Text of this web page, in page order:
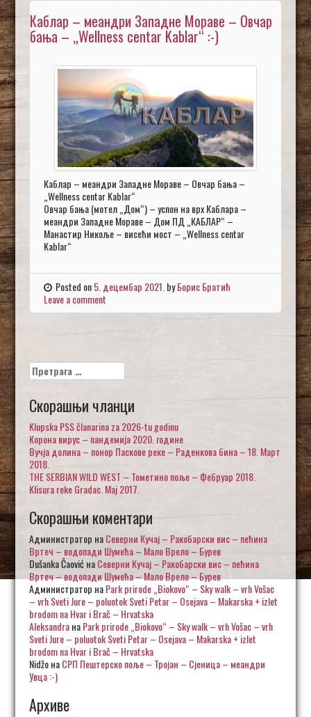
Каблар – меандри Западне Мораве – Овчар
бања – „Wellness centar Kablar“ :-)
Каблар – меандри Западне Мораве – Овчар бања –
„Wellness centar Kablar“
Овчар бања (мотел „Дом“) – успон на врх Каблара –
меандри Западне Мораве – Дом ПД „КАБЛАР“ –
Манастир Никоље – висећи мост – „Wellness centar
Kablar“
Posted on5. децембар 2021. byБорис Братић
Leave a comment
Претрага
за:
Скорашњи чланци
Klupska PSS članarina za 2026-tu godinu
Корона вирус – пандемија 2020. године
Вучја долина – понор Паскове реке – Раденкова бина – 18. Март
2018.
THE SERBIAN WILD WEST – Тометино поље – Фебруар 2018.
Klisura reke Gradac. Maj 2017.
Скорашњи коментари
Администратор наСеверни Кучај – Ракобарски вис – пећина
Вртеч – водопади Шумећа – Мало Врело – Бурев
Dušanka ČaovićнаСеверни Кучај – Ракобарски вис – пећина
Вртеч – водопади Шумећа – Мало Врело – Бурев
Администратор наPark prirode „Biokovo“ – Sky walk – vrh Vošac
– vrh Sveti Jure – poluotok Sveti Petar – Osejava – Makarska + izlet
brodom na Hvar i Brač – Hrvatska
AleksandraнаPark prirode „Biokovo“ – Sky walk – vrh Vošac – vrh
Sveti Jure – poluotok Sveti Petar – Osejava – Makarska + izlet
brodom na Hvar i Brač – Hrvatska
NidžoнаСРП Пештерско поље – Тројан – Сјеница – меандри
Увца :-)
Архиве